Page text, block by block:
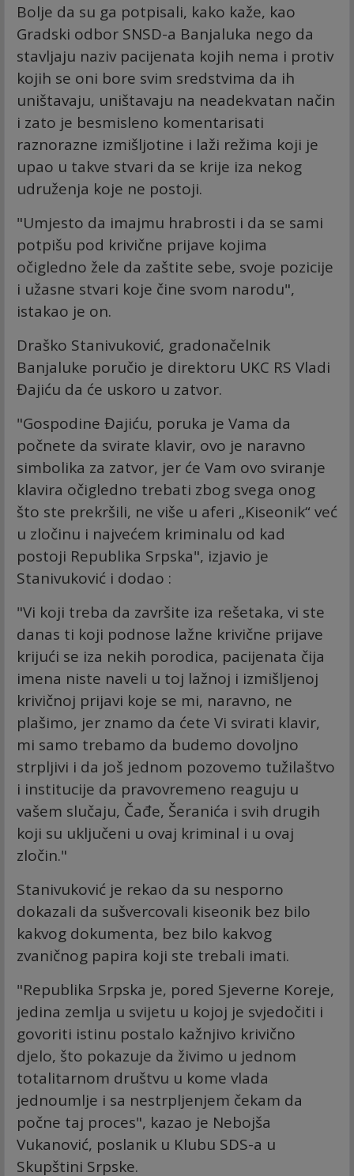
Bolje da su ga potpisali, kako kaže, kao
Gradski odbor SNSD-a Banjaluka nego da
stavljaju naziv pacijenata kojih nema i protiv
kojih se oni bore svim sredstvima da ih
uništavaju, uništavaju na neadekvatan način
i zato je besmisleno komentarisati
raznorazne izmišljotine i laži režima koji je
upao u takve stvari da se krije iza nekog
udruženja koje ne postoji.
"Umjesto da imajmu hrabrosti i da se sami
potpišu pod krivične prijave kojima
očigledno žele da zaštite sebe, svoje pozicije
i užasne stvari koje čine svom narodu",
istakao je on.
Draško Stanivuković, gradonačelnik
Banjaluke poručio je direktoru UKC RS Vladi
Đajiću da će uskoro u zatvor.
"Gospodine Đajiću, poruka je Vama da
počnete da svirate klavir, ovo je naravno
simbolika za zatvor, jer će Vam ovo sviranje
klavira očigledno trebati zbog svega onog
što ste prekršili, ne više u aferi „Kiseonik“ već
u zločinu i najvećem kriminalu od kad
postoji Republika Srpska", izjavio je
Stanivuković i dodao :
"Vi koji treba da završite iza rešetaka, vi ste
danas ti koji podnose lažne krivične prijave
krijući se iza nekih porodica, pacijenata čija
imena niste naveli u toj lažnoj i izmišljenoj
krivičnoj prijavi koje se mi, naravno, ne
plašimo, jer znamo da ćete Vi svirati klavir,
mi samo trebamo da budemo dovoljno
strpljivi i da još jednom pozovemo tužilaštvo
i institucije da pravovremeno reaguju u
vašem slučaju, Čađe, Šeranića i svih drugih
koji su uključeni u ovaj kriminal i u ovaj
zločin."
Stanivuković je rekao da su nesporno
dokazali da sušvercovali kiseonik bez bilo
kakvog dokumenta, bez bilo kakvog
zvaničnog papira koji ste trebali imati.
"Republika Srpska je, pored Sjeverne Koreje,
jedina zemlja u svijetu u kojoj je svjedočiti i
govoriti istinu postalo kažnjivo krivično
djelo, što pokazuje da živimo u jednom
totalitarnom društvu u kome vlada
jednoumlje i sa nestrpljenjem čekam da
počne taj proces", kazao je Nebojša
Vukanović, poslanik u Klubu SDS-a u
Skupštini Srpske.